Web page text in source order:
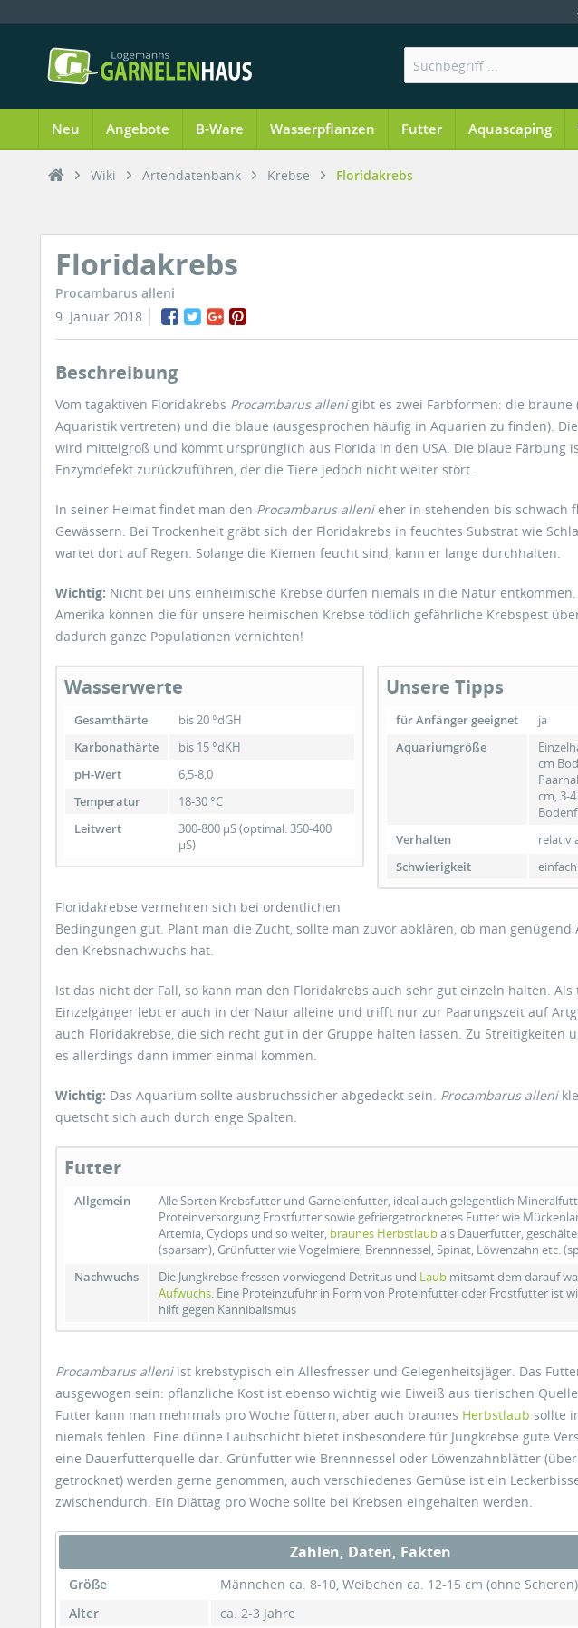
Neu Angebote B-Ware Wasserpflanzen Futter Aquascaping
Wiki Artendatenbank Krebse Floridakrebs
Floridakrebs
Procambarus alleni
9. Januar 2018
Beschreibung
Vom tagaktiven Floridakrebs Procambarus allenigibt es zwei Farbformen: die braune
Aquaristik vertreten) und die blaue (ausgesprochen häufig in Aquarien zu finden).
wird mittelgroß und kommt ursprünglich aus Florida in den USA. Die blaue Färbung
Enzymdefekt zurückzuführen, der die Tiere jedoch nicht weiter stört.
In seiner Heimat findet man den Procambarus allenieher in stehenden bis schwach
Gewässern. Bei Trockenheit gräbt sich der Floridakrebs in feuchtes Substrat wie
wartet dort auf Regen. Solange die Kiemen feucht sind, kann er lange durchhalten.
Wichtig: Nicht bei uns einheimische Krebse dürfen niemals in die Natur entkommen.
Amerika können die für unsere heimischen Krebse tödlich gefährliche Krebspest
dadurch ganze Populationen vernichten!
Wasserwerte
Gesamthärte
bis 20 °dGH
Karbonathärte
bis 15 °dKH
pH-Wert
6,5-8,0
Temperatur
18-30 °C
Leitwert
300-800 µS (optimal: 350-400
µS)
Unsere Tipps
für Anfänger geeignet
ja
Aquariumgröße
cm
cm, 3-
Verhalten
relativ
Schwierigkeit
einfach
Floridakrebse vermehren sich bei ordentlichen
Bedingungen gut. Plant man die Zucht, sollte man zuvor abklären, ob man
den Krebsnachwuchs hat.
Ist das nicht der Fall, so kann man den Floridakrebs auch sehr gut einzeln halten.
Einzelgänger lebt er auch in der Natur alleine und trifft nur zur Paarungszeit auf
auch Floridakrebse, die sich recht gut in der Gruppe halten lassen. Zu Streitigkeiten
es allerdings dann immer einmal kommen.
Wichtig: Das Aquarium sollte ausbruchssicher abgedeckt sein. Procambarus alleni
quetscht sich auch durch enge Spalten.
Futter
Allgemein
Alle Sorten Krebsfutter und Garnelenfutter, ideal auch gelegentlich
Proteinversorgung Frostfutter sowie gefriergetrocknetes Futter wie
Artemia, Cyclops und so weiter, braunes Herbstlaubals Dauerfutter,
(sparsam), Grünfutter wie Vogelmiere, Brennnessel, Spinat, Löwenzahn etc.
Nachwuchs
Die Jungkrebse fressen vorwiegend Detritus und Laub mitsamt dem darauf
Aufwuchs. Eine Proteinzufuhr in Form von Proteinfutter oder Frostfutter ist
hilft gegen Kannibalismus
Procambarus alleniist krebstypisch ein Allesfresser und Gelegenheitsjäger. Das
ausgewogen sein: pflanzliche Kost ist ebenso wichtig wie Eiweiß aus tierischen
Futter kann man mehrmals pro Woche füttern, aber auch braunes Herbstlaub sollte
niemals fehlen. Eine dünne Laubschicht bietet insbesondere für Jungkrebse gute
eine Dauerfutterquelle dar. Grünfutter wie Brennnessel oder Löwenzahnblätter
getrocknet) werden gerne genommen, auch verschiedenes Gemüse ist ein
zwischendurch. Ein Diättag pro Woche sollte bei Krebsen eingehalten werden.
Zahlen, Daten, Fakten
Größe
Männchen ca. 8-10, Weibchen ca. 12-15 cm (ohne Scheren)
Alter
ca. 2-3 Jahre